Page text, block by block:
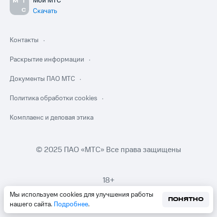
Мы используем cookies для улучшения работы
нашего сайта. Подробнее.
ПОНЯТНО
Скачать
Контакты
Раскрытие информации
Документы ПАО МТС
Политика обработки cookies
Комплаенс и деловая этика
© 2025 ПАО «МТС» Все права защищены
18+